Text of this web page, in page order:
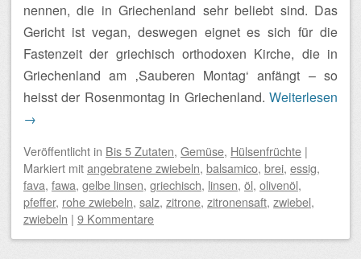
nennen, die in Griechenland sehr beliebt sind. Das
Gericht ist vegan, deswegen eignet es sich für die
Fastenzeit der griechisch orthodoxen Kirche, die in
Griechenland am ‚Sauberen Montag‘ anfängt – so
heisst der Rosenmontag in Griechenland. Weiterlesen
→
Veröffentlicht in Bis 5 Zutaten, Gemüse, Hülsenfrüchte |
Markiert mitangebratene zwiebeln, balsamico, brei, essig,
fava, fawa, gelbe linsen, griechisch, linsen, öl, olivenöl,
pfeffer, rohe zwiebeln, salz, zitrone, zitronensaft, zwiebel,
zwiebeln | 9 Kommentare